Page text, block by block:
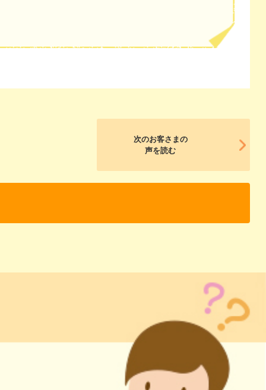
次のお客さまの
声を読む